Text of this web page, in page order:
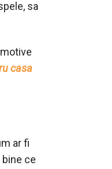
sa
casa
ar fi
ce